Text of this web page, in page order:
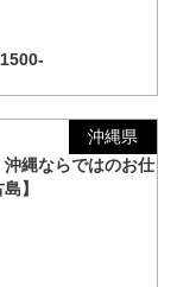
沖縄県
沖縄ならではのお仕
】